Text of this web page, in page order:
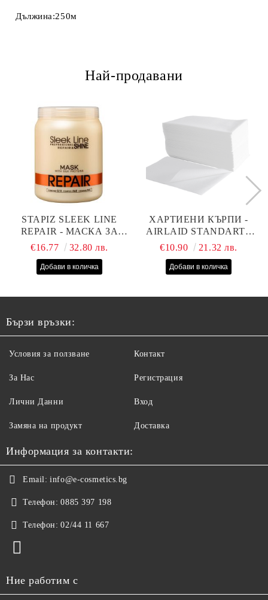
Дължина:250м
Най-продавани
STAPIZ SLEEK LINE
REPAIR - МАСКА ЗА
СУХИ, ИЗТОЩЕНИ И
КОПРИНЕНИ
€16.77 32.80 лв.
ХАРТИЕНИ КЪРПИ -
AIRLAID STANDART -
40СМ/70СМ - 100БР
€10.90 21.32 лв.
Бързи връзки:
Условия за ползване
За Нас
Лични Данни
Замяна на продукт
Контакт
Регистрация
Вход
Доставка
Информация за контакти:
Email: info@e-cosmetics.bg
Телефон: 0885 397 198
Телефон: 02/44 11 667
Ние работим с